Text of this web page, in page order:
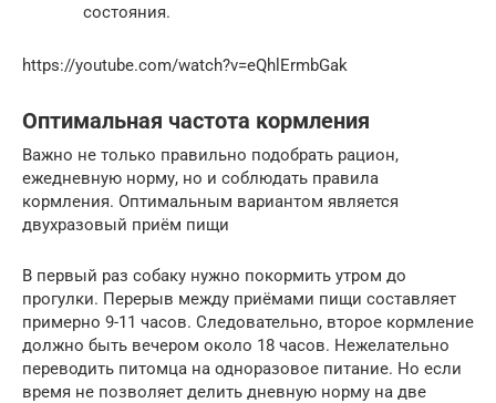
состояния.
https://youtube.com/watch?v=eQhlErmbGak
Оптимальная частота кормления
Важно не только правильно подобрать рацион,
ежедневную норму, но и соблюдать правила
кормления. Оптимальным вариантом является
двухразовый приём пищи
В первый раз собаку нужно покормить утром до
прогулки. Перерыв между приёмами пищи составляет
примерно 9-11 часов. Следовательно, второе кормление
должно быть вечером около 18 часов. Нежелательно
переводить питомца на одноразовое питание. Но если
время не позволяет делить дневную норму на две